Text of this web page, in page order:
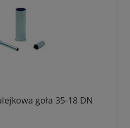
goła 35-18 DN